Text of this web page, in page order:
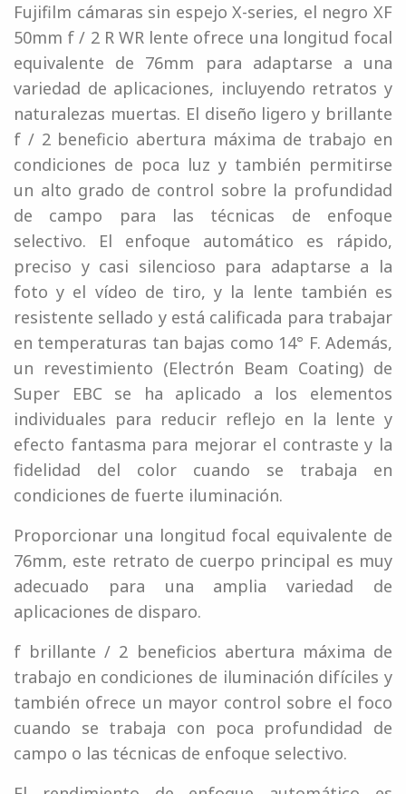
Fujifilm cámaras sin espejo X-series, el negro XF
50mm f / 2 R WR lente ofrece una longitud focal
equivalente de 76mm para adaptarse a una
variedad de aplicaciones, incluyendo retratos y
naturalezas muertas. El diseño ligero y brillante
f / 2 beneficio abertura máxima de trabajo en
condiciones de poca luz y también permitirse
un alto grado de control sobre la profundidad
de campo para las técnicas de enfoque
selectivo. El enfoque automático es rápido,
preciso y casi silencioso para adaptarse a la
foto y el vídeo de tiro, y la lente también es
resistente sellado y está calificada para trabajar
en temperaturas tan bajas como 14° F. Además,
un revestimiento (Electrón Beam Coating) de
Super EBC se ha aplicado a los elementos
individuales para reducir reflejo en la lente y
efecto fantasma para mejorar el contraste y la
fidelidad del color cuando se trabaja en
condiciones de fuerte iluminación.
Proporcionar una longitud focal equivalente de
76mm, este retrato de cuerpo principal es muy
adecuado para una amplia variedad de
aplicaciones de disparo.
f brillante / 2 beneficios abertura máxima de
trabajo en condiciones de iluminación difíciles y
también ofrece un mayor control sobre el foco
cuando se trabaja con poca profundidad de
campo o las técnicas de enfoque selectivo.